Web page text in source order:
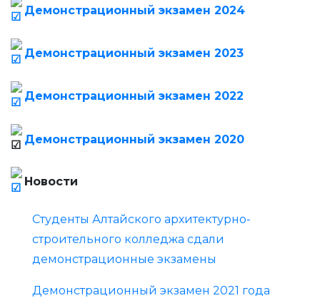
Демонстрационный экзамен 2024
Демонстрационный экзамен 2023
Демонстрационный экзамен 2022
Демонстрационный экзамен 2020
Новости
Студенты Алтайского архитектурно-
строительного колледжа сдали
демонстрационные экзамены
Демонстрационный экзамен 2021 года